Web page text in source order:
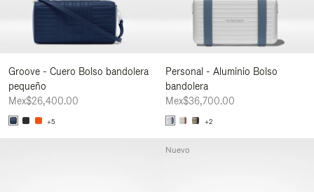
Groove - Cuero Bolso bandolera
pequeño
Mex$26,400.00
+5
Personal - Aluminio Bolso
bandolera
Mex$36,700.00
+2
Nuevo